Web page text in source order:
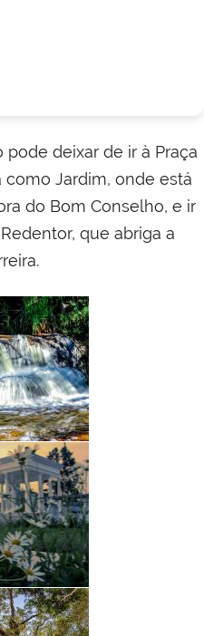
deixar de ir à Praça
Jardim, onde está
do Bom Conselho, e ir
que abriga a